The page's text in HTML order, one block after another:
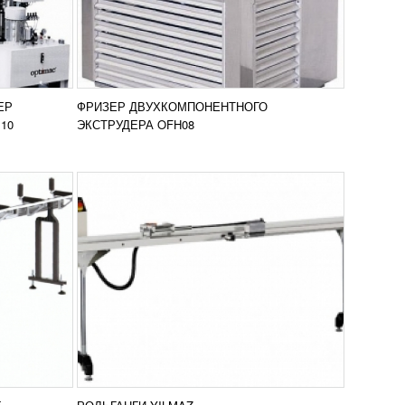
ФРИЗЕР ДВУХКОМПОНЕНТНОГО
ЭКСТРУДЕРА OFH08
Среди
101 076RUB
На рольгангах можно в электронном
режиме выставить габариты
обработки. Высоту самого агрегата
также можно регулировать.
Наибольшая нагрузка на...
ПОДРОБНЕЕ сравнение
опций
КОПИРОВАЛЬНО-ФРЕЗЕРНЫЙ
копировально-фрезерных работ с
окнами. Размещенный по горизонтали